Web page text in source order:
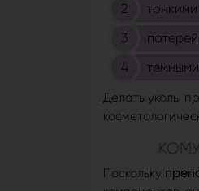
Делать уколы
Поскольку